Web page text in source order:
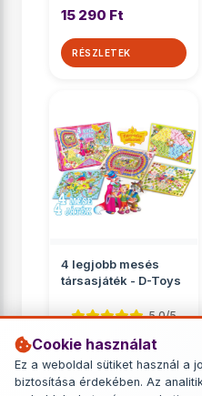
Cookie használat
Ez a weboldal sütiket használ a
biztosítása érdekében. Az
15 290 Ft
RÉSZLETEK
4 legjobb mesés
társasjáték - D-Toys
5.0/5
Családnak
2 799 Ft